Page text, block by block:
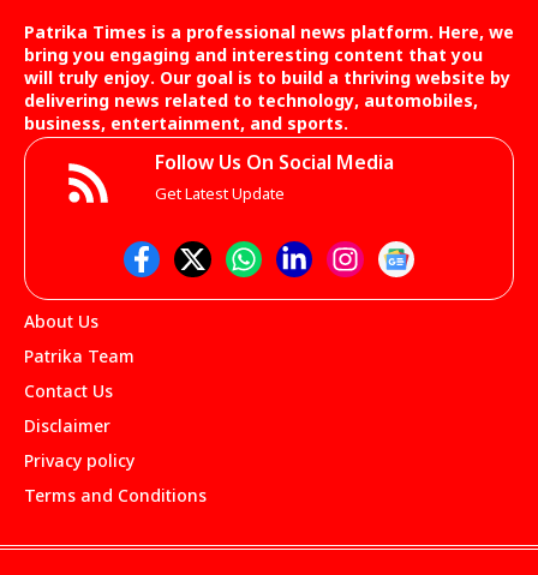
Patrika Times is a professional news platform. Here, we
bring you engaging and interesting content that you
will truly enjoy. Our goal is to build a thriving website by
delivering news related to technology, automobiles,
business, entertainment, and sports.
Follow Us On Social Media
Get Latest Update
About Us
Patrika Team
Contact Us
Disclaimer
Privacy policy
Terms and Conditions